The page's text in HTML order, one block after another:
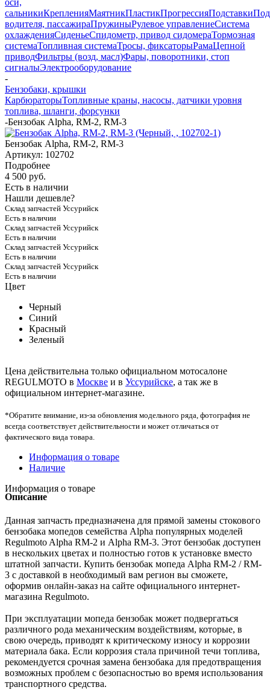
сальникиКрепленияМаятникПластикПрогрессияПодставки
водителя, пассажираПружиныРулевое управлениеСистема
охлажденияСиденьеСпидометр, привод сидомераТормозная
системаТопливная системаТросы, фиксаторыРамаЦепной
приводФильтры (возд, масл)Фары, поворотники, стоп
сигналыЭлектрооборудование
-
Бензобаки, крышки
КарбюраторыТопливные краны, насосы, датчики уровня
топлива, шланги, форсунки
-Бензобак Alpha, RM-2, RM-3
Бензобак Alpha, RM-2, RM-3
Артикул: 102702
Подробнее
4 500 руб.
Есть в наличии
Нашли дешевле?
Склад запчастей Уссурийск
Есть в наличии
Склад запчастей Уссурийск
Есть в наличии
Склад запчастей Уссурийск
Есть в наличии
Склад запчастей Уссурийск
Есть в наличии
Цвет
Черный
Синий
Красный
Зеленый
Цена действительна только официальном мотосалоне
REGULMOTO в Москве и в Уссурийске, а так же в
официальном интернет-магазине.
*Обратите внимание, из-за обновления модельного ряда, фотография не
всегда соответствует действительности и может отличаться от
фактического вида товара.
Информация о товаре
Наличие
Информация о товаре
Описание
Данная запчасть предназначена для прямой замены стокового
бензобака мопедов семейства Alpha популярных моделей
Regulmoto Alpha RM-2 и Alpha RM-3. Этот бензобак доступен
в нескольких цветах и полностью готов к установке вместо
штатной запчасти. Купить бензобак мопеда Alpha RM-2 / RM-
3 с доставкой в необходимый вам регион вы сможете,
оформив онлайн-заказ на сайте официального интернет-
магазина Regulmoto.
При эксплуатации мопеда бензобак может подвергаться
различного рода механическим воздействиям, которые, в
свою очередь, приводят к критическому износу и коррозии
материала бака. Если коррозия стала причиной течи топлива,
рекомендуется срочная замена бензобака для предотвращения
возможных проблем с безопасностью во время использования
транспортного средства.